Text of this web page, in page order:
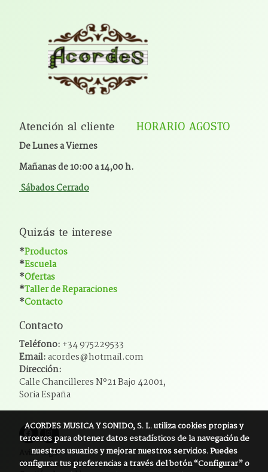
Atención al cliente HORARIO AGOSTO
De Lunes a Viernes
Mañanas de 10:00 a 14,00 h.
Sábados Cerrado
Quizás te interese
*Productos
*Escuela
*Ofertas
*Taller de Reparaciones
*Contacto
Contacto
Teléfono: +34 975229533
Email:acordes@hotmail.com
Dirección:
Calle Chancilleres Nº21 Bajo 42001,
Soria España
Aviso legal
Política de cookies
ACORDES MUSICA Y SONIDO, S. L.utiliza cookies propias y
terceros para obtener datos estadísticos de la navegación de
nuestros usuarios y mejorar nuestros servicios. Puedes
configurar tus preferencias a través del botón “Configurar” o